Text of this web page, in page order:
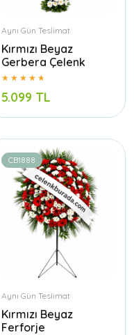
Aynı Gün Teslimat
Kırmızı Beyaz
Gerbera Çelenk
5.099 TL
CB1888
Aynı Gün Teslimat
Kırmızı Beyaz
Ferforje